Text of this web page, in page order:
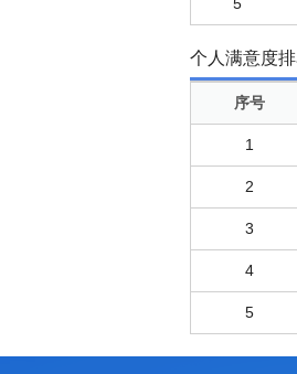
个人满意度
序号
1
2
3
4
5